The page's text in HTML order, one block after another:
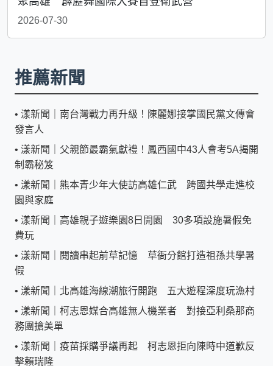
2026-07-30
推薦新聞
• 漾新聞｜南台灣戰力再升級！陳麗娜接掌國民黨文傳會
發言人
• 漾新聞｜父親節最霸氣獻禮！鳳西國中43人會考5A揭開
制霸秘笈
• 漾新聞｜熊本青少年大使訪高雄仁武 跨國共學走進校
園與家庭
• 漾新聞｜高雄親子遊樂園8日開園 30多項設施暑假免
費玩
• 漾新聞｜閱讀串起前草記憶 草衙分館打造祖孫共學暑
假
• 漾新聞｜北高雄海線潮旅行開跑 五大遊程深度玩漁村
• 漾新聞｜柯志恩媒合高雄無人機業者 對接亞利桑那商
務團搶美單
• 漾新聞｜疫苗採購爭議再起 柯志恩拒向陳時中道歉反
擊賴瑞隆